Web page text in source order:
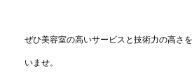
ぜひ美容室の高いサービスと技術力の高さ
いませ。